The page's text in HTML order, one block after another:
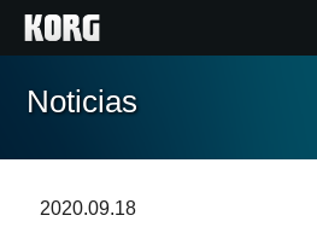
Inicio
Noticias
2020.09.18